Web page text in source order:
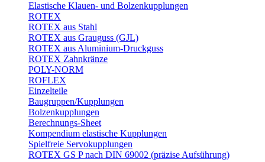
Elastische Klauen- und Bolzenkupplungen
ROTEX
ROTEX aus Stahl
ROTEX aus Grauguss (GJL)
ROTEX aus Aluminium-Druckguss
ROTEX Zahnkränze
POLY-NORM
ROFLEX
Einzelteile
Baugruppen/Kupplungen
Bolzenkupplungen
Berechnungs-Sheet
Kompendium elastische Kupplungen
Spielfreie Servokupplungen
ROTEX GS P nach DIN 69002 (präzise Aufsührung)